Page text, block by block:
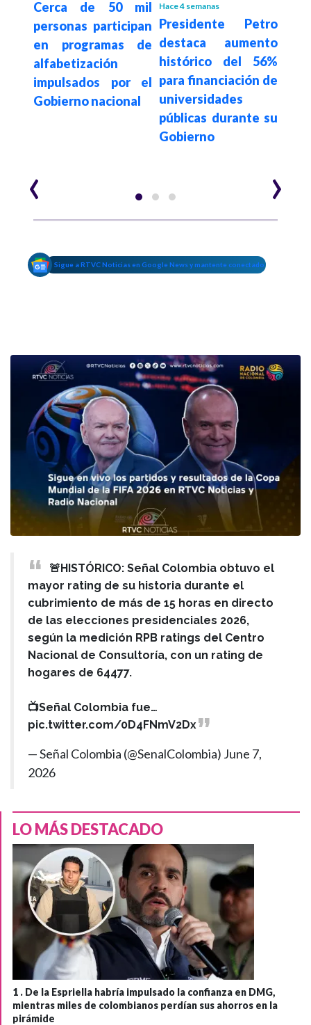
Cerca de 50 mil
personas participan
en programas de
alfabetización
impulsados por el
Gobierno nacional
Hace 4 semanas
Presidente Petro
destaca aumento
histórico del 56%
para financiación de
universidades
públicas durante su
Gobierno
‹ ›
Sigue a RTVC Noticias en Google News y mantente conectado
🚨HISTÓRICO: Señal Colombia obtuvo el
mayor rating de su historia durante el
cubrimiento de más de 15 horas en directo
de las elecciones presidenciales 2026,
según la medición RPB ratings del Centro
Nacional de Consultoría, con un rating de
hogares de 64477.
📺Señal Colombia fue…
pic.twitter.com/0D4FNmV2Dx
— Señal Colombia (@SenalColombia) June 7,
2026
LO MÁS DESTACADO
1 . De la Espriella habría impulsado la confianza en DMG,
mientras miles de colombianos perdían sus ahorros en la
pirámide